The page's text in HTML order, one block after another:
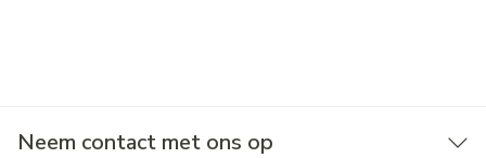
Neem contact met ons op